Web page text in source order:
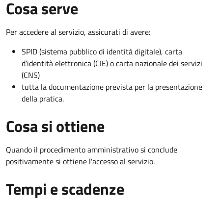
Cosa serve
Per accedere al servizio, assicurati di avere:
SPID (sistema pubblico di identità digitale), carta
d’identità elettronica (CIE) o carta nazionale dei servizi
(CNS)
tutta la documentazione prevista per la presentazione
della pratica.
Cosa si ottiene
Quando il procedimento amministrativo si conclude
positivamente si ottiene l'accesso al servizio.
Tempi e scadenze